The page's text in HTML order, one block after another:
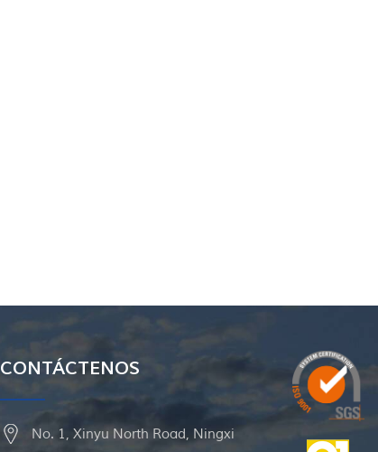
CONTÁCTENOS
No. 1, Xinyu North Road, Ningxi